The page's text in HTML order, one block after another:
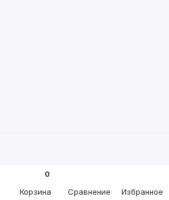
Корзина
0
Сравнение Избранное